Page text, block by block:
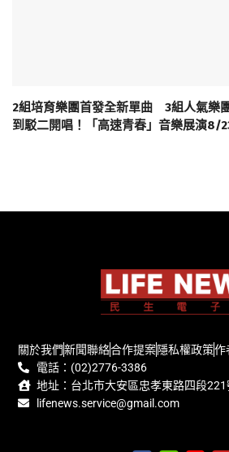
2組培育樂團首發全新單曲 3組人氣樂
到駁二開唱！「高速青春」音樂展演8/
關於我們新聞聯絡合作提案隱私權政策作
電話：(02)2776-3386
地址：台北市大安區忠孝東路四段
lifenews.service@gmail.com